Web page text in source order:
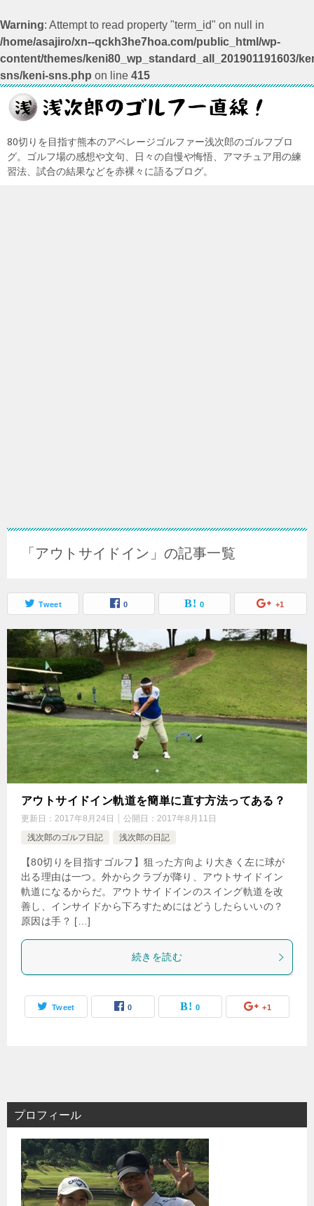
Warning: Attempt to read property "term_id" on null in
/home/asajiro/xn--qckh3he7hoa.com/public_html/wp-
content/themes/keni80_wp_standard_all_201901191603/
sns/keni-sns.php on line 415
80切りを目指す熊本のアベレージゴルファー浅次郎のゴルフブロ
グ。ゴルフ場の感想や文句、日々の自慢や悔悟、アマチュア用の練
習法、試合の結果などを赤裸々に語るブログ。
「アウトサイドイン」の記事一覧
Tweet 0 0 +1
アウトサイドイン軌道を簡単に直す方法ってある？
更新日： 2017年8月24日 公開日： 2017年8月11日
浅次郎のゴルフ日記
浅次郎の日記
【80切りを目指すゴルフ】狙った方向より大きく左に球が
出る理由は一つ。外からクラブが降り、アウトサイドイン
軌道になるからだ。アウトサイドインのスイング軌道を改
善し、インサイドから下ろすためにはどうしたらいいの？
原因は手？ […]
続きを読む
Tweet 0 0 +1
プロフィール